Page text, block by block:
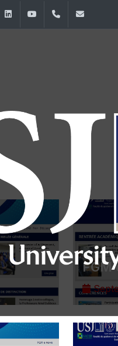
InstagramLinkedInYouTube+961 (1) 421
FGM